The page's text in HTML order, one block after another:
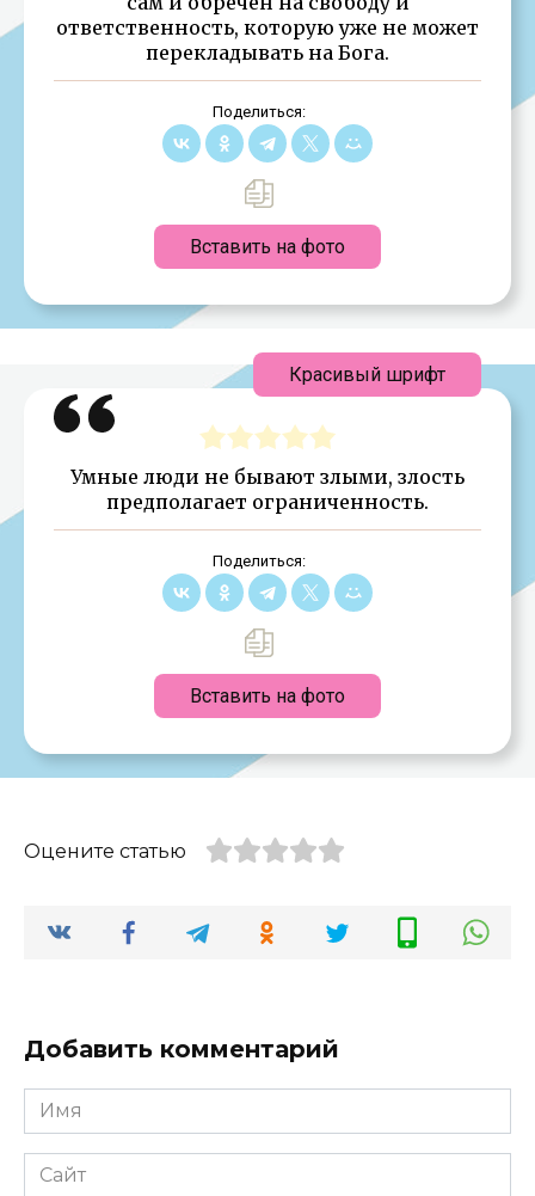
ответственность, которую уже не может
перекладывать на Бога.
Поделиться:
Вставить на фото
Умные люди не бывают злыми, злость
предполагает ограниченность.
Поделиться:
Вставить на фото
Красивый шрифт
Оцените статью
Добавить комментарий
Имя
*
Сайт